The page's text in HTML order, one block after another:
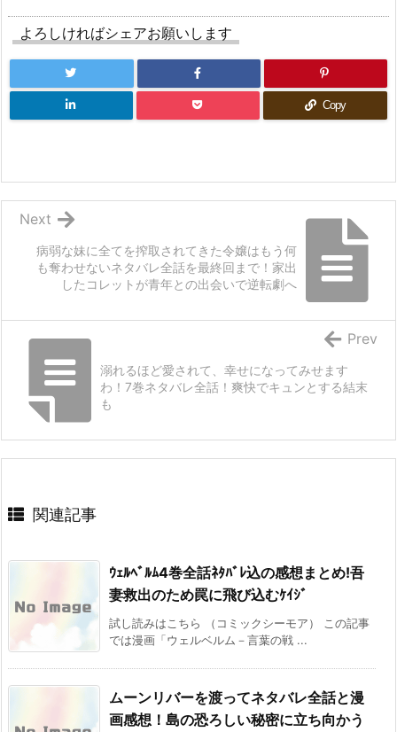
よろしければシェアお願いします
Copy
病弱な妹に全てを搾取されてきた令嬢はもう何
も奪わせないネタバレ全話を最終回まで！家出
したコレットが青年との出会いで逆転劇へ
Next
溺れるほど愛されて、幸せになってみせます
わ！7巻ネタバレ全話！爽快でキュンとする結末
も
Prev
関連記事
ｳｪﾙﾍﾞﾙﾑ4巻全話ﾈﾀﾊﾞﾚ込の感想まとめ!吾
妻救出のため罠に飛び込むｹｲｼﾞ
試し読みはこちら （コミックシーモア） この記事
では漫画「ウェルベルム－言葉の戦 ...
ムーンリバーを渡ってネタバレ全話と漫
画感想！島の恐ろしい秘密に立ち向かう